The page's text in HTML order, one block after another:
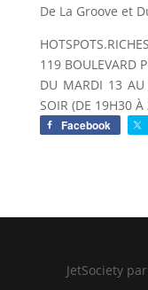
De La Groove et
119 BOULEVARD
DU MARDI 13 AU
SOIR (DE 19H30 À
Facebook
JetSociety